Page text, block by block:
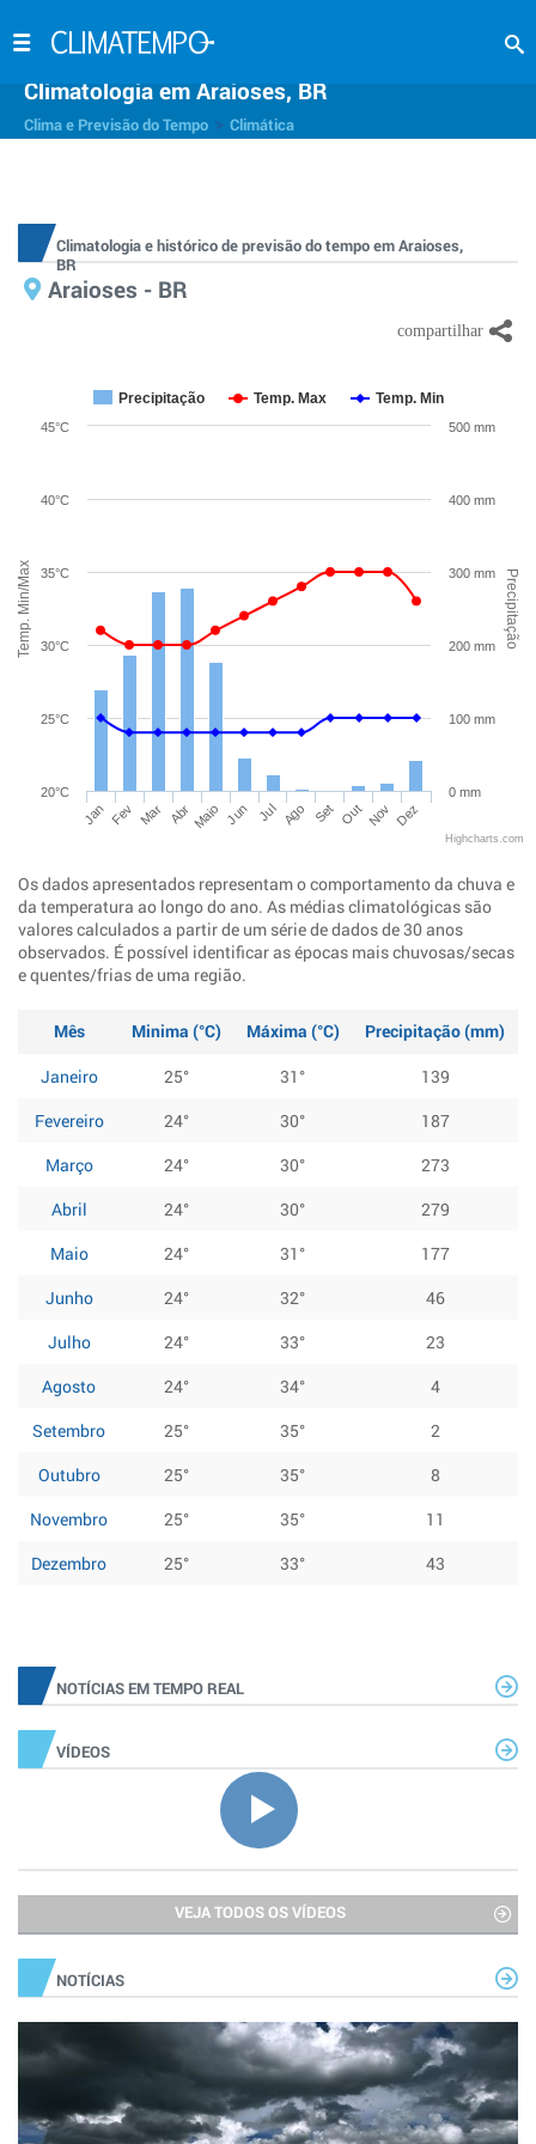
Climatologia em Araioses, BR
Clima e Previsão do Tempo Climática
Climatologia e histórico de previsão do tempo em Araioses,
BR
Araioses - BR
Temp. Min/Max Precipitação
Precipitação Temp. Max Temp. Min
Jan Fev Mar Abr Maio Jun Jul Ago Set Out Nov Dez
20°C
25°C
30°C
35°C
40°C
45°C
0 mm
100 mm
200 mm
300 mm
400 mm
500 mm
Highcharts.com
Os dados apresentados representam o comportamento da chuva e
da temperatura ao longo do ano. As médias climatológicas são
valores calculados a partir de um série de dados de 30 anos
observados. É possível identificar as épocas mais chuvosas/secas
e quentes/frias de uma região.
Mês Minima (°C) Máxima (°C)
Precipitação (mm)
Janeiro
25° 31°
139
Fevereiro
24° 30°
187
Março
24° 30°
273
Abril
24° 30°
279
Maio
24° 31°
177
Junho
24° 32°
46
Julho
24° 33°
23
Agosto
24° 34°
4
Setembro
25° 35°
2
Outubro
25° 35°
8
Novembro
25° 35°
11
Dezembro
25° 33° 43
NOTÍCIAS EM TEMPO REAL
VÍDEOS
VEJA TODOS OS VÍDEOS
NOTÍCIAS